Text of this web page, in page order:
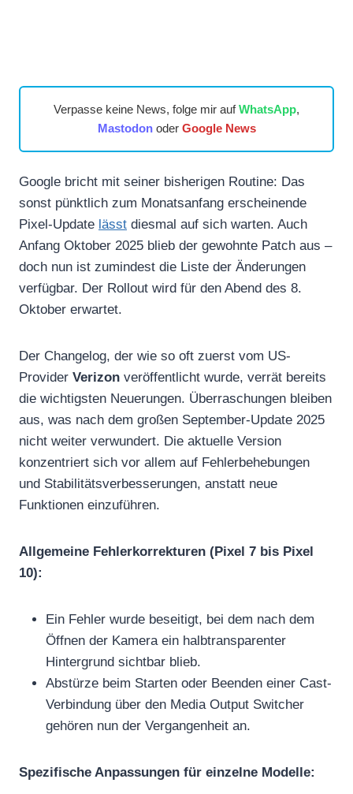
Verpasse keine News, folge mir aufWhatsApp,
Mastodonoder Google News
Google bricht mit seiner bisherigen Routine: Das
sonst pünktlich zum Monatsanfang erscheinende
Pixel-Update lässt diesmal auf sich warten. Auch
Anfang Oktober 2025 blieb der gewohnte Patch aus –
doch nun ist zumindest die Liste der Änderungen
verfügbar. Der Rollout wird für den Abend des 8.
Oktober erwartet.
Der Changelog, der wie so oft zuerst vom US-
Provider Verizon veröffentlicht wurde, verrät bereits
die wichtigsten Neuerungen. Überraschungen bleiben
aus, was nach dem großen September-Update 2025
nicht weiter verwundert. Die aktuelle Version
konzentriert sich vor allem auf Fehlerbehebungen
und Stabilitätsverbesserungen, anstatt neue
Funktionen einzuführen.
Allgemeine Fehlerkorrekturen (Pixel 7 bis Pixel
10):
Ein Fehler wurde beseitigt, bei dem nach dem
Öffnen der Kamera ein halbtransparenter
Hintergrund sichtbar blieb.
Abstürze beim Starten oder Beenden einer Cast-
Verbindung über den Media Output Switcher
gehören nun der Vergangenheit an.
Spezifische Anpassungen für einzelne Modelle: